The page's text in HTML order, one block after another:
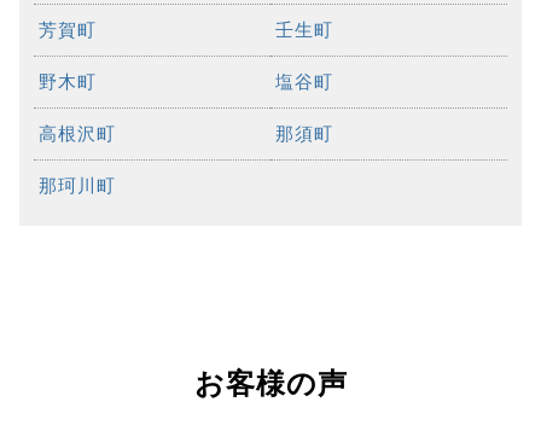
芳賀町 壬生町
野木町 塩谷町
高根沢町 那須町
那珂川町
お客様の声